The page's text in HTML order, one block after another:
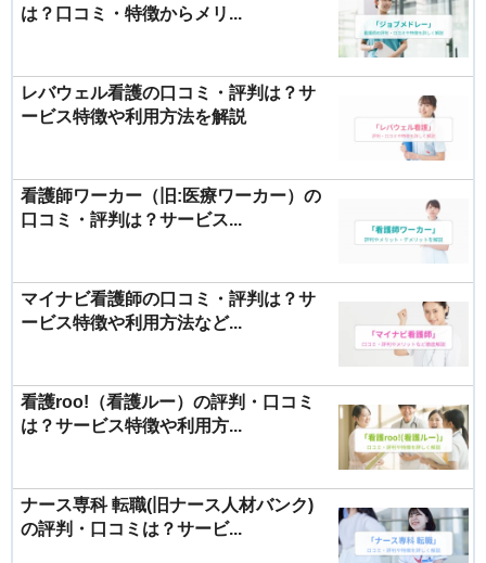
は？口コミ・特徴からメリ...
レバウェル看護の口コミ・評判は？サ
ービス特徴や利用方法を解説
看護師ワーカー（旧:医療ワーカー）の
口コミ・評判は？サービス...
マイナビ看護師の口コミ・評判は？サ
ービス特徴や利用方法など...
看護roo!（看護ルー）の評判・口コミ
は？サービス特徴や利用方...
ナース専科 転職(旧ナース人材バンク)
の評判・口コミは？サービ...